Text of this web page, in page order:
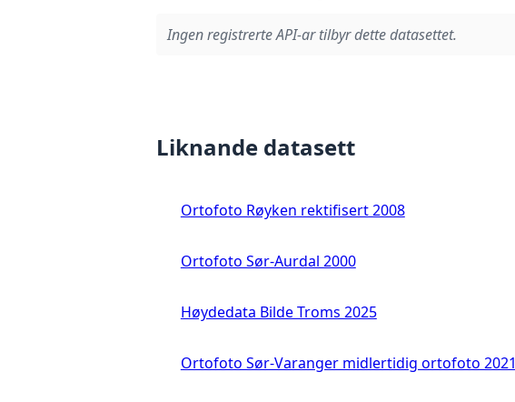
Ingen registrerte API-ar tilbyr dette datasettet.
Liknande datasett
Ortofoto Røyken rektifisert 2008
Ortofoto Sør-Aurdal 2000
Høydedata Bilde Troms 2025
Ortofoto Sør-Varanger midlertidig ortofoto 2021